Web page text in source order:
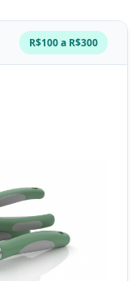
R$100 a R$300